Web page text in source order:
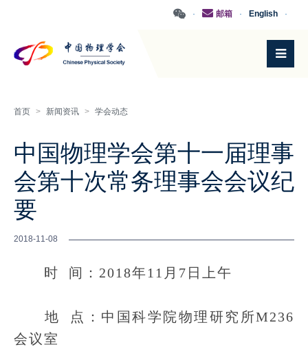
·
English
·
邮箱
·
首页 > 新闻资讯 > 学会动态
中国物理学会第十一届理事
会第十次常务理事会会议纪
要
2018-11-08
时 间：2018年11月7日上午
地 点：中国科学院物理研究所M236
会议室